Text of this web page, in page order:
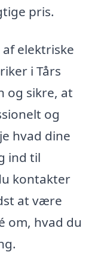
pris.
elektriske
i Tårs
og sikre, at
og
hvad dine
ind til
kontakter
at være
om, hvad du